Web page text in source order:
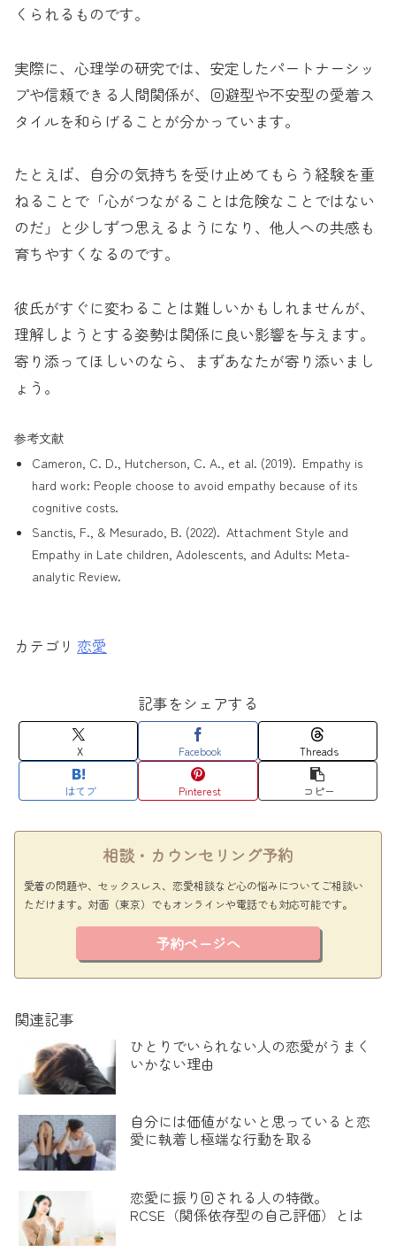
くられるものです。
実際に、心理学の研究では、安定したパートナーシッ
プや信頼できる人間関係が、回避型や不安型の愛着ス
タイルを和らげることが分かっています。
たとえば、自分の気持ちを受け止めてもらう経験を重
ねることで「心がつながることは危険なことではない
のだ」と少しずつ思えるようになり、他人への共感も
育ちやすくなるのです。
彼氏がすぐに変わることは難しいかもしれませんが、
理解しようとする姿勢は関係に良い影響を与えます。
寄り添ってほしいのなら、まずあなたが寄り添いまし
ょう。
参考文献
Cameron, C. D., Hutcherson, C. A., et al. (2019). Empathy is
hard work: People choose to avoid empathy because of its
cognitive costs.
Sanctis, F., & Mesurado, B. (2022). Attachment Style and
Empathy in Late children, Adolescents, and Adults: Meta-
analytic Review.
恋愛
記事をシェアする
X Facebook Threads
はてブ Pinterest コピー
相談・カウンセリング予約
愛着の問題や、セックスレス、恋愛相談など心の悩みについてご相談い
ただけます。対面（東京）でもオンラインや電話でも対応可能です。
予約ページへ
関連記事
ひとりでいられない人の恋愛がうまく
いかない理由
自分には価値がないと思っていると恋
愛に執着し極端な行動を取る
恋愛に振り回される人の特徴。
RCSE（関係依存型の自己評価）とは